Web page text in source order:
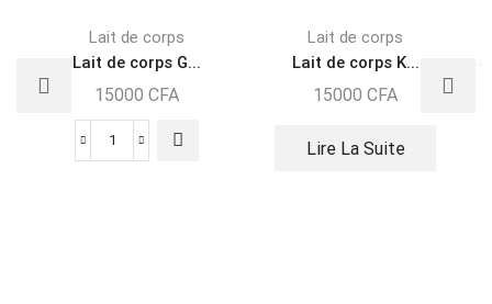
Lait de corps
Lait de corps G...
15000 CFA
Lait de corps
Lait de corps K...
15000 CFA
Lire La Suite